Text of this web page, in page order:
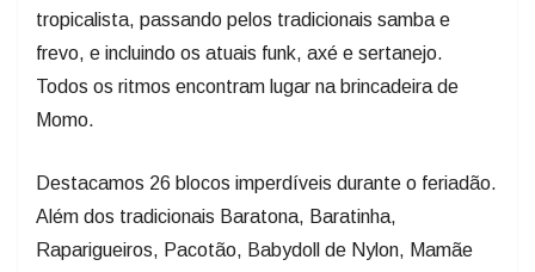
tropicalista, passando pelos tradicionais samba e
frevo, e incluindo os atuais funk, axé e sertanejo.
Todos os ritmos encontram lugar na brincadeira de
Momo.
Destacamos 26 blocos imperdíveis durante o feriadão.
Além dos tradicionais Baratona, Baratinha,
Raparigueiros, Pacotão, Babydoll de Nylon, Mamãe